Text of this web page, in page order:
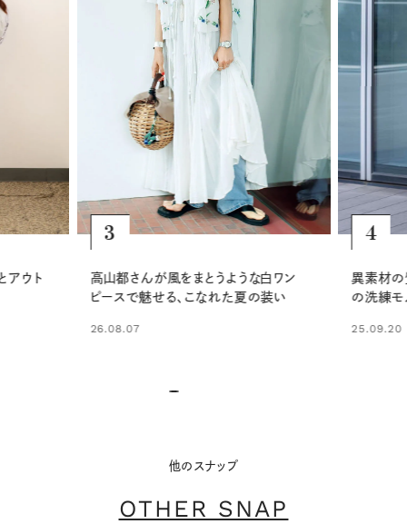
ワン
4
異素材の質感で魅せる、シックな大人
の洗練モノトーンスタイル
25.09.20
5
上品なシ
ザー小物
25.08.30
他のスナップ
OTHER SNAP